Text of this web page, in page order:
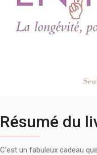
Résumé du
C'est un fabuleux cadeau